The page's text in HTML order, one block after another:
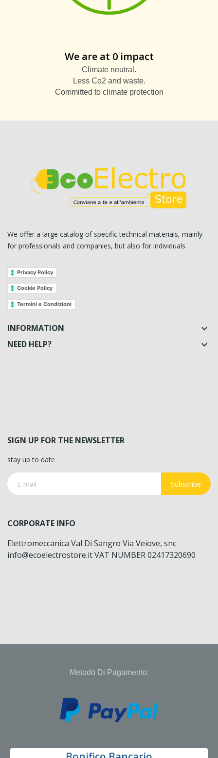
We are at 0 impact
Climate neutral.
Less Co2 and waste.
Committed to climate protection
We offer a large catalog of specific technical materials, mainly
for professionals and companies, but also for individuals
Privacy Policy
Cookie Policy
Termini e Condizioni
INFORMATION 
NEED HELP? 
SIGN UP FOR THE NEWSLETTER
stay up to date
Subscribe
CORPORATE INFO
Elettromeccanica Val Di Sangro Via Veiove, snc
info@ecoelectrostore.it VAT NUMBER 02417320690
Metodo Di Pagamento: